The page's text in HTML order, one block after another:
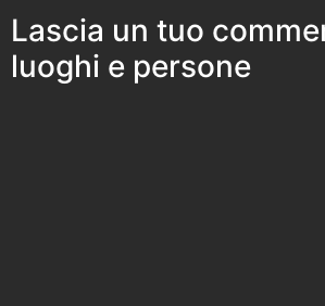
Lascia un tuo
luoghi e persone